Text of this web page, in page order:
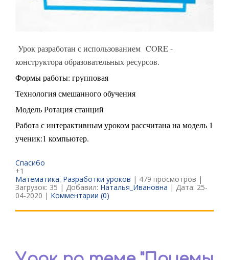
Урок разработан с использованием CORE -
конструктора образовательных ресурсов.
Формы работы: групповая
Технология смешанного обучения
Модель Ротация станций
Работа с интерактивным уроком рассчитана на модель 1
ученик:1 компьютер.
Спасибо
+1
Математика. Разработки уроков | 479 просмотров |
Загрузок: 35 | Добавил: Наталья_Ивановна | Дата: 25-
04-2020 | Комментарии (0)